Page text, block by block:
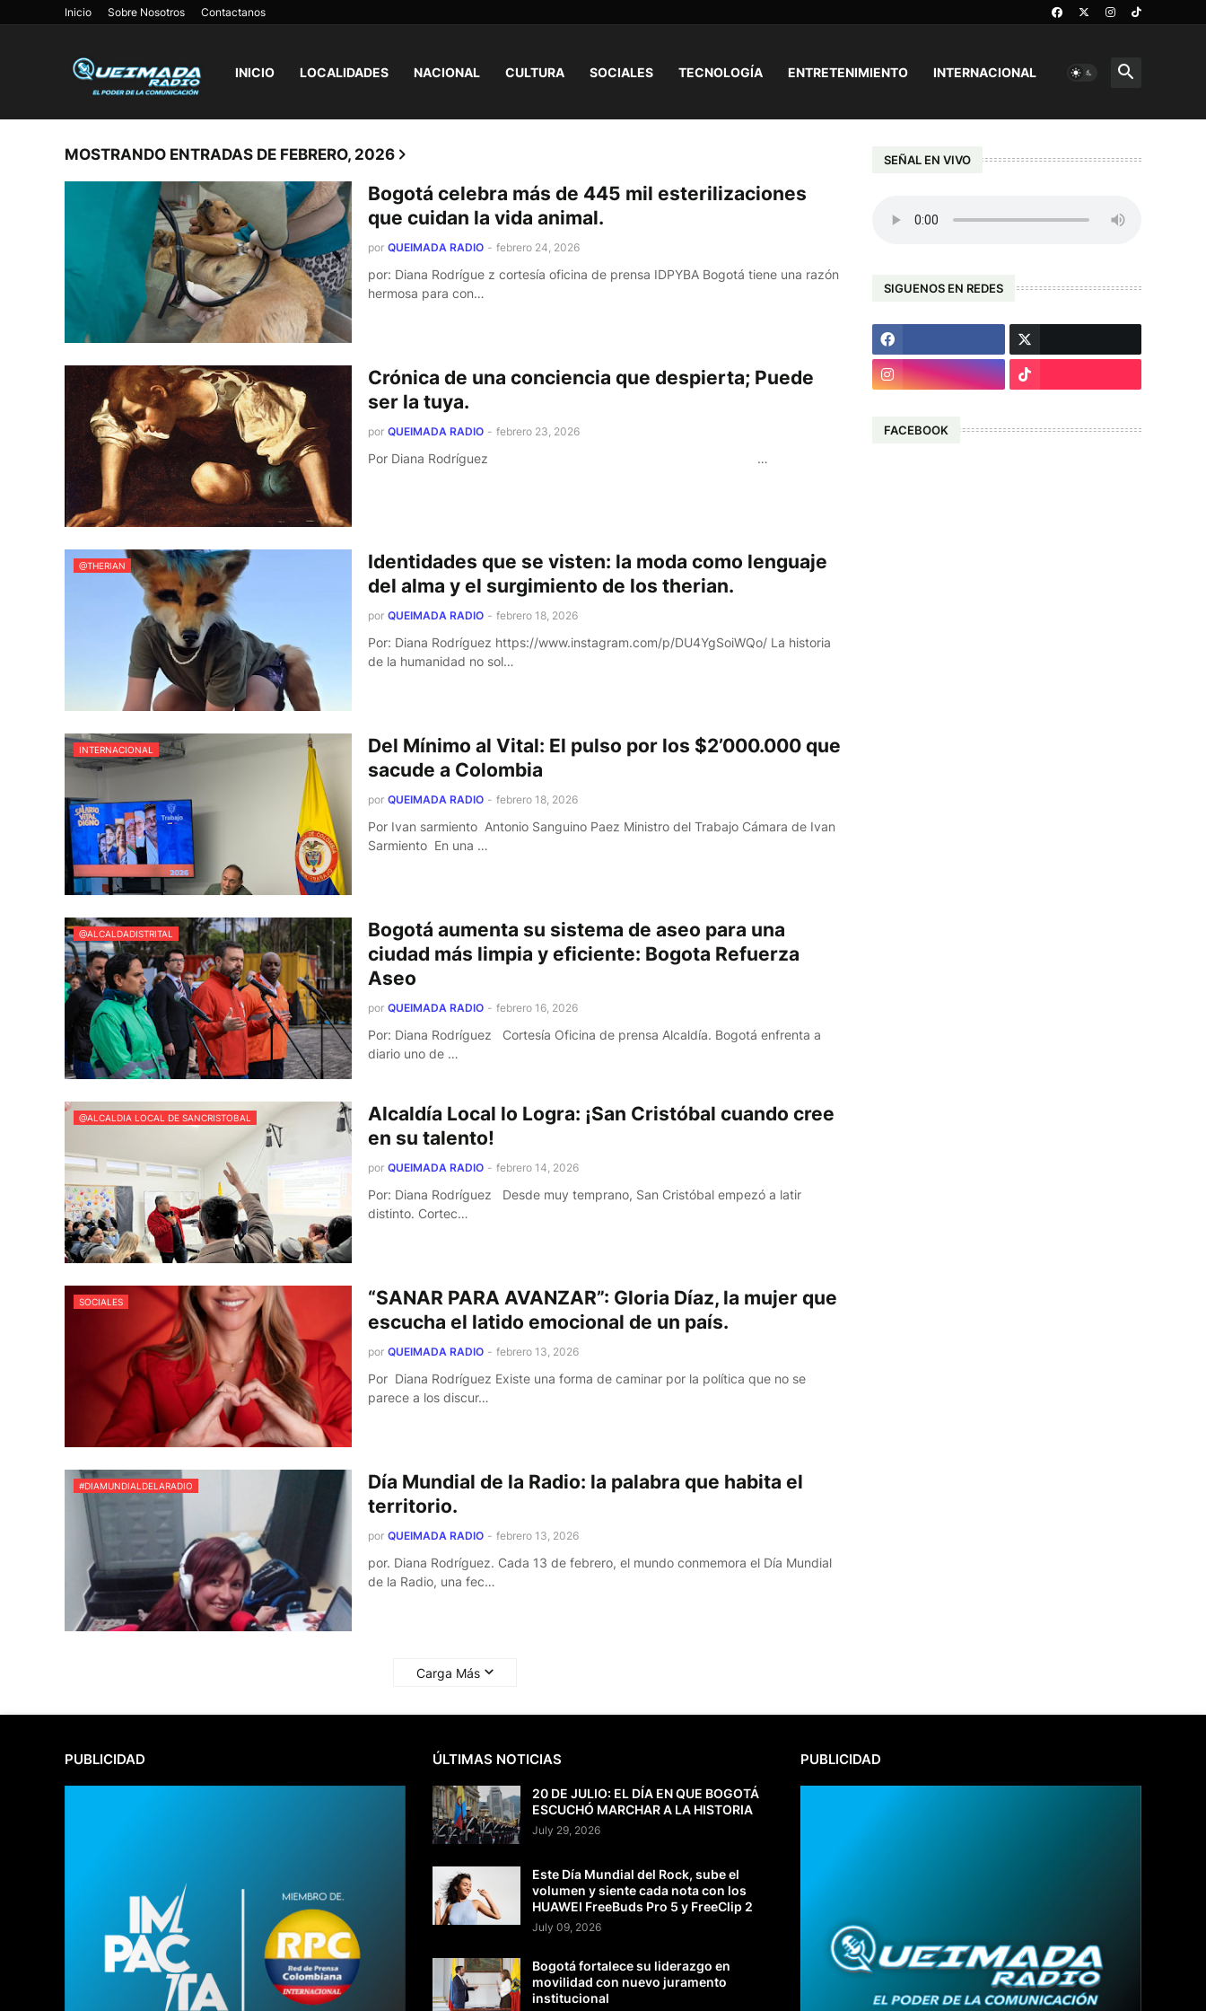
Inicio Sobre Nosotros Contactanos
INICIO LOCALIDADES NACIONAL CULTURA SOCIALES TECNOLOGÍA ENTRETENIMIENTO INTERNACIONAL
MOSTRANDO ENTRADAS DE FEBRERO, 2026
Bogotá celebra más de 445 mil esterilizaciones
que cuidan la vida animal.
por QUEIMADA RADIO - febrero 24, 2026
por: Diana Rodrígue z cortesía oficina de prensa IDPYBA Bogotá tiene una razón
hermosa para con…
Crónica de una conciencia que despierta; Puede
ser la tuya.
por QUEIMADA RADIO - febrero 23, 2026
Por Diana Rodríguez …
@THERIAN
Identidades que se visten: la moda como lenguaje
del alma y el surgimiento de los therian.
por QUEIMADA RADIO - febrero 18, 2026
Por: Diana Rodríguez https://www.instagram.com/p/DU4YgSoiWQo/ La historia
de la humanidad no sol…
INTERNACIONAL
Del Mínimo al Vital: El pulso por los $2’000.000 que
sacude a Colombia
por QUEIMADA RADIO - febrero 18, 2026
Por Ivan sarmiento Antonio Sanguino Paez Ministro del Trabajo Cámara de Ivan
Sarmiento En una …
@ALCALDADISTRITAL
Bogotá aumenta su sistema de aseo para una
ciudad más limpia y eficiente: Bogota Refuerza
Aseo
por QUEIMADA RADIO - febrero 16, 2026
Por: Diana Rodríguez Cortesía Oficina de prensa Alcaldía. Bogotá enfrenta a
diario uno de …
@ALCALDIA LOCAL DE SANCRISTOBAL
Alcaldía Local lo Logra: ¡San Cristóbal cuando cree
en su talento!
por QUEIMADA RADIO - febrero 14, 2026
Por: Diana Rodríguez Desde muy temprano, San Cristóbal empezó a latir
distinto. Cortec…
SOCIALES
“SANAR PARA AVANZAR”: Gloria Díaz, la mujer que
escucha el latido emocional de un país.
por QUEIMADA RADIO - febrero 13, 2026
Por Diana Rodríguez Existe una forma de caminar por la política que no se
parece a los discur…
#DIAMUNDIALDELARADIO
Día Mundial de la Radio: la palabra que habita el
territorio.
por QUEIMADA RADIO - febrero 13, 2026
por. Diana Rodríguez. Cada 13 de febrero, el mundo conmemora el Día Mundial
de la Radio, una fec…
Carga Más
SEÑAL EN VIVO
SIGUENOS EN REDES
FACEBOOK
PUBLICIDAD ÚLTIMAS NOTICIAS
20 DE JULIO: EL DÍA EN QUE BOGOTÁ
ESCUCHÓ MARCHAR A LA HISTORIA
July 29, 2026
Este Día Mundial del Rock, sube el
volumen y siente cada nota con los
HUAWEI FreeBuds Pro 5 y FreeClip 2
July 09, 2026
Bogotá fortalece su liderazgo en
movilidad con nuevo juramento
institucional
PUBLICIDAD